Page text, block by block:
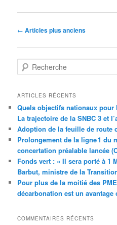
Navigation
articles
← Articles plus anciens
e
h
r
c
h
e
ARTICLES RÉCENTS
Quels objectifs nationaux pour
La trajectoire de la SNBC 3 et
Adoption de la feuille de route
Prolongement de la ligne 1 du
concertation préalable lancée
Fonds vert : « Il sera porté à 1
Barbut, ministre de la
Pour plus de la moitié des
décarbonation est un avantage
COMMENTAIRES RÉCENTS